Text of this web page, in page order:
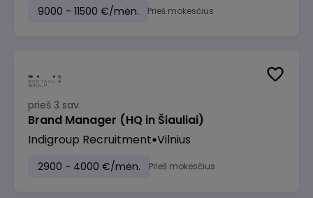
9000 - 11500 €/mėn. Prieš mokesčius
prieš 3 sav.
Brand Manager (HQ in Šiauliai)
Indigroup Recruitment Vilnius
2900 - 4000 €/mėn. Prieš mokesčius